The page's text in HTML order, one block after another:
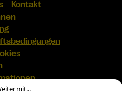
mit...
Kontakt